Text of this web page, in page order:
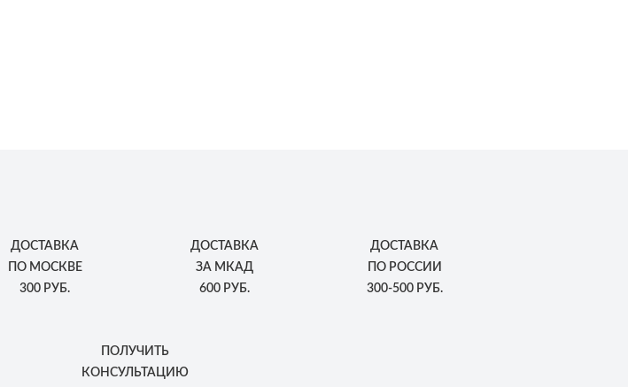
ДОСТАВКА
ПО МОСКВЕ
300 РУБ.
ДОСТАВКА
ЗА МКАД
600 РУБ.
ДОСТАВКА
ПО РОССИИ
300-500 РУБ.
ПОЛУЧИТЬ
КОНСУЛЬТАЦИЮ